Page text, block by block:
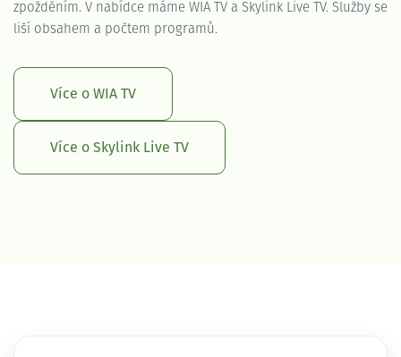
zpožděním. V nabídce máme WIA TV a Skylink Live TV. Služby se
liší obsahem a počtem programů.
Více o WIA TV
Více o Skylink Live TV